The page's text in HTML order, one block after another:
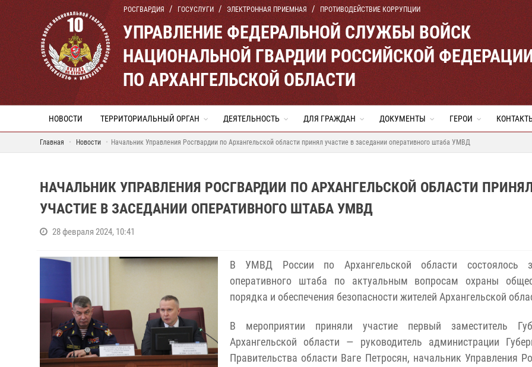
РОСГВАРДИЯ ГОСУСЛУГИ ЭЛЕКТРОННАЯ ПРИЕМНАЯ ПРОТИВОДЕЙСТВИЕ КОРРУПЦИИ
УПРАВЛЕНИЕ ФЕДЕРАЛЬНОЙ СЛУЖБЫ ВОЙСК
НАЦИОНАЛЬНОЙ ГВАРДИИ РОССИЙСКОЙ
ПО АРХАНГЕЛЬСКОЙ ОБЛАСТИ
НОВОСТИ ТЕРРИТОРИАЛЬНЫЙ ОРГАН ДЕЯТЕЛЬНОСТЬ ДЛЯ ГРАЖДАН ДОКУМЕНТЫ ГЕРОИ
Главная Новости Начальник Управления Росгвардии по Архангельской области принял участие в заседании оперативного штаба УМВД
НАЧАЛЬНИК УПРАВЛЕНИЯ РОСГВАРДИИ ПО АРХАНГЕЛЬСКОЙ ОБЛАСТИ
УЧАСТИЕ В ЗАСЕДАНИИ ОПЕРАТИВНОГО ШТАБА УМВД
28 февраля 2024, 10:41
В УМВД России по Архангельской области состоялось
оперативного штаба по актуальным вопросам охраны
порядка и обеспечения безопасности жителей Архангельской
В мероприятии приняли участие первый заместитель
Архангельской области — руководитель администрации
Правительства области Ваге Петросян, начальник Управления